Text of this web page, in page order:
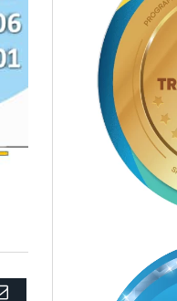
Email